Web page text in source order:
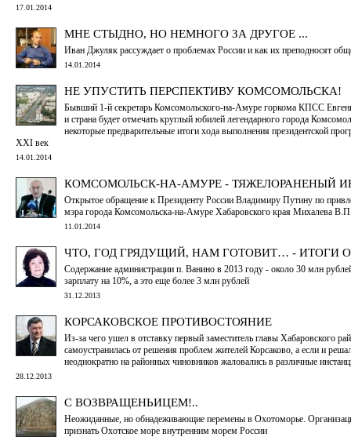
17.01.2014
МНЕ СТЫДНО, НО НЕМНОГО ЗА ДРУГОЕ ...
Иван Джуляк рассуждает о проблемах России и как их преподносят
14.01.2014
НЕ УПУСТИТЬ ПЕРСПЕКТИВУ КОМСОМОЛЬСКА!
Бывший 1-й секретарь Комсомольского-на-Амуре горкома КПСС
и страна будет отмечать круглый юбилей легендарного города
некоторые предварительные итоги хода выполнения президентской
XXI век
14.01.2014
КОМСОМОЛЬСК-НА-АМУРЕ - ТЯЖЕЛОРАНЕНЫЙ
Открытое обращение к Президенту России Владимиру Путину по
мэра города Комсомольска-на-Амуре Хабаровского края Михалева
11.01.2014
ЧТО, ГОД ГРЯДУЩИЙ, НАМ ГОТОВИТ… - ИТОГИ
Содержание администрации п. Ванино в 2013 году - около 30 млн
зарплату на 10%, а это еще более 3 млн рублей
31.12.2013
КОРСАКОВСКОЕ ПРОТИВОСТОЯНИЕ
Из-за чего ушел в отставку первый заместитель главы Хабаровского
самоустранилась от решения проблем жителей Корсаково, а если и
неоднократно на районных чиновников жаловались в различные
28.12.2013
С ВОЗВРАЩЕНЬИЦЕМ!..
Неожиданные, но обнадеживающие перемены в Охотоморье.
признать Охотское море внутренним морем России